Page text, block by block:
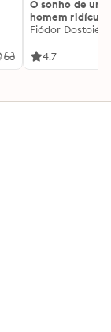
O sonho de um
homem ridículo
Fiódor
4.7